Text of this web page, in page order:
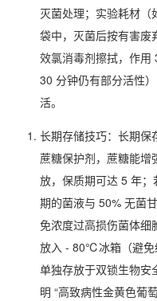
灭菌处理；实验耗材
袋中，灭菌后按有害
效氯消毒剂擦拭，作
30 分钟仍有部分活性
活。
长期存储技巧：长期保
蔗糖保护剂，蔗糖能
放，保质期可达 5 年
期的菌液与 50% 无菌
免浓度过高损伤菌体
放入 - 80℃冰箱（避免
单独存放于双锁生物安
明 “高致病性金黄色葡